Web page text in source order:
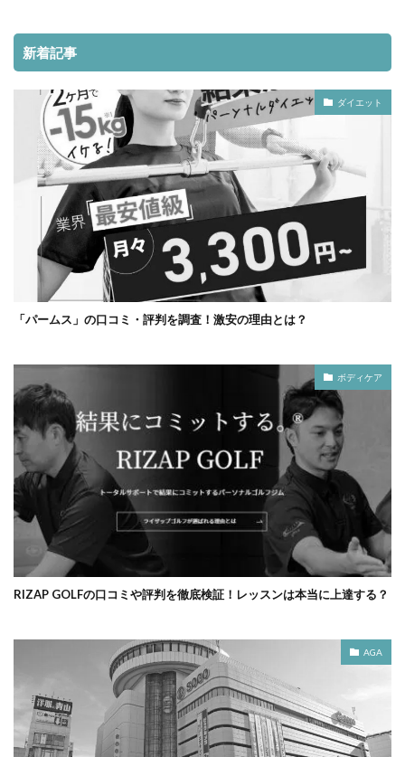
新着記事
ダイエット
「パームス」の口コミ・評判を調査！激安の理由とは？
ボディケア
RIZAP GOLFの口コミや評判を徹底検証！レッスンは本当に上達する？
AGA